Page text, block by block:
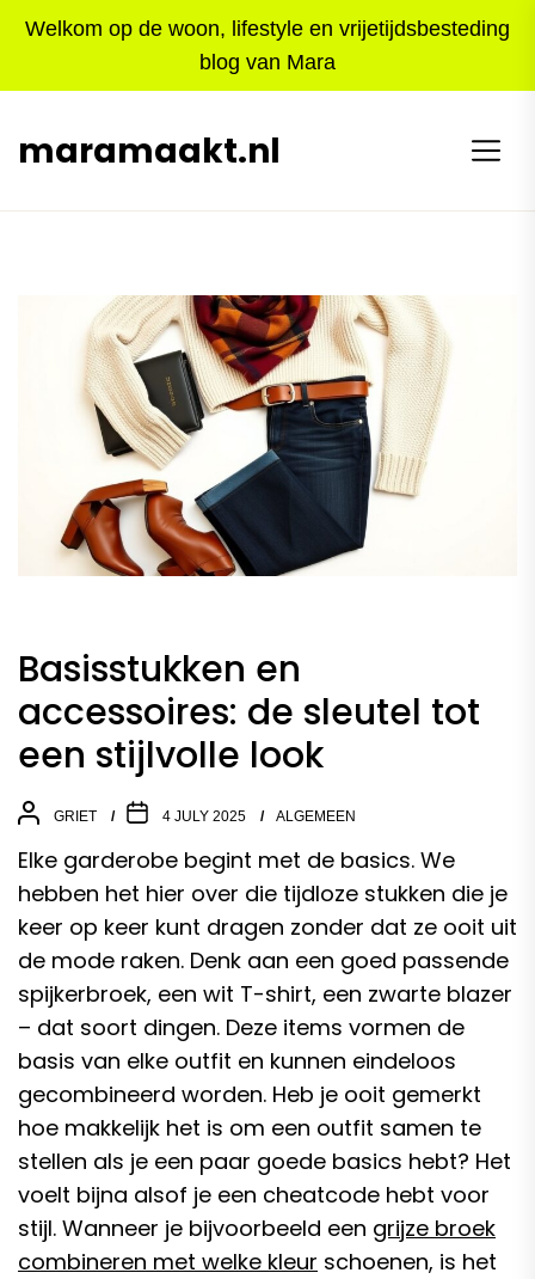
Welkom op de woon, lifestyle en vrijetijdsbesteding
blog van Mara
maramaakt.nl
Basisstukken en
accessoires: de sleutel tot
een stijlvolle look
GRIET 4 JULY 2025 ALGEMEEN
Elke garderobe begint met de basics. We
hebben het hier over die tijdloze stukken die je
keer op keer kunt dragen zonder dat ze ooit uit
de mode raken. Denk aan een goed passende
spijkerbroek, een wit T-shirt, een zwarte blazer
– dat soort dingen. Deze items vormen de
basis van elke outfit en kunnen eindeloos
gecombineerd worden. Heb je ooit gemerkt
hoe makkelijk het is om een outfit samen te
stellen als je een paar goede basics hebt? Het
voelt bijna alsof je een cheatcode hebt voor
stijl. Wanneer je bijvoorbeeld een grijze broek
combineren met welke kleur schoenen, is het